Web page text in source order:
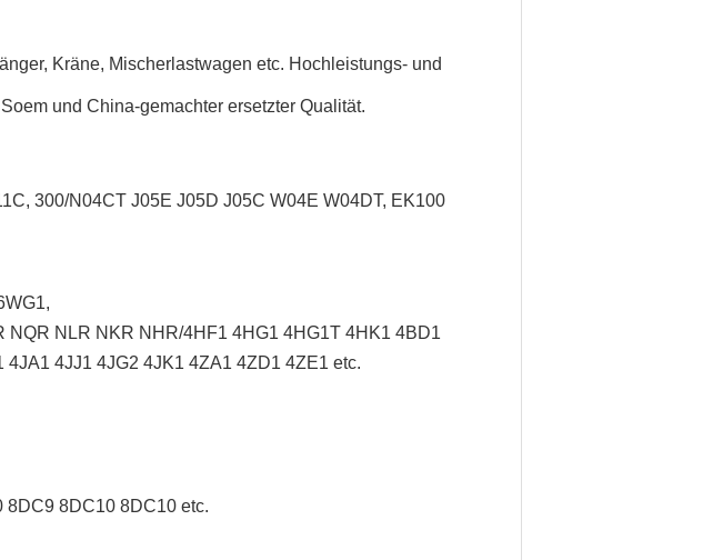
Kräne, Mischerlastwagen etc. Hochleistungs- und
und China-gemachter ersetzter Qualität.
300/N04CT J05E J05D J05C W04E W04DT, EK100
NLR NKR NHR/4HF1 4HG1 4HG1T 4HK1 4BD1
4JJ1 4JG2 4JK1 4ZA1 4ZD1 4ZE1 etc.
8DC9 8DC10 8DC10 etc.